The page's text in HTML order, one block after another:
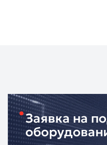
Заявка на